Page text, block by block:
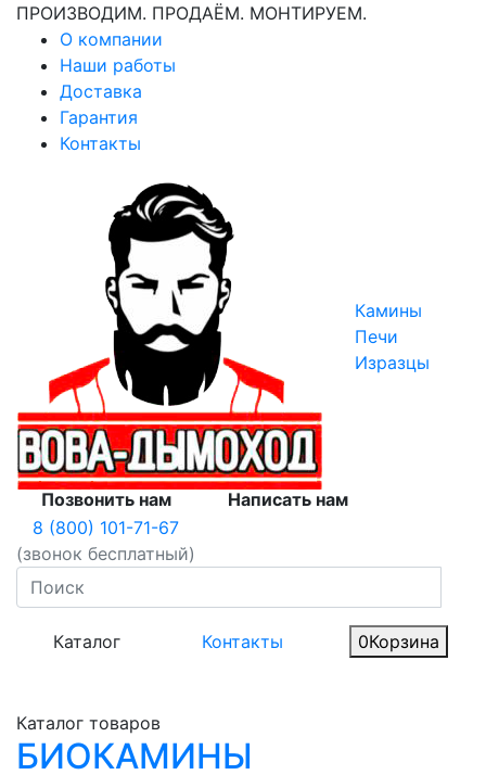
ПРОИЗВОДИМ. ПРОДАЁМ. МОНТИРУЕМ.
О компании
Наши работы
Доставка
Гарантия
Контакты
Камины
Печи
Изразцы
Позвонить нам
8 (800) 101-71-67
(звонок бесплатный)
Написать нам
Каталог Контакты 0Корзина
Каталог товаров
БИОКАМИНЫ